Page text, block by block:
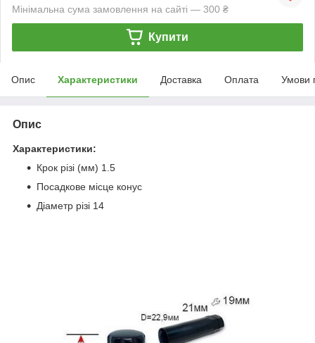
Мінімальна сума замовлення на сайті — 300 ₴
Купити
Опис Характеристики Доставка Оплата Умови
Опис
Характеристики:
Крок різі (мм) 1.5
Посадкове місце конус
Діаметр різі 14